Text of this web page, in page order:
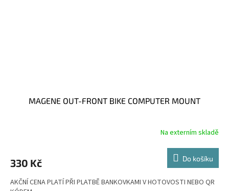
MAGENE OUT-FRONT BIKE COMPUTER MOUNT
Na externím skladě
330 Kč Do košíku
AKČNÍ CENA PLATÍ PŘI PLATBĚ BANKOVKAMI V HOTOVOSTI NEBO QR